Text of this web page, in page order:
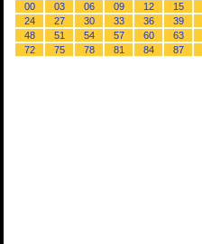
00 03 06 09 12 15
24
27 30 33 36 39
48
51 54 57 60 63
72
75 78 81 84 87